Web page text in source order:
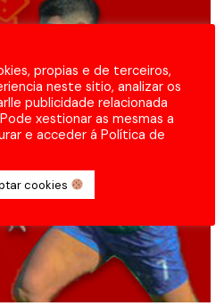
propias e de terceiros,
neste sitio, analizar os
publicidade relacionada
xestionar as mesmas a
e acceder á Política de
cookies